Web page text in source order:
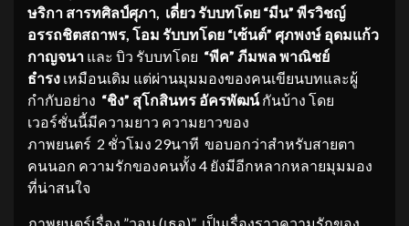
ษริกา สารทศิลป์ศุภา เดี่ยว รับบทโดย “มีน” พีรวิชญ์
อรรถชิตสถาพร โอม รับบทโดย “เซ้นต์” ศุภพงษ์ อุดมแก้ว
กาญจนา และ บิว รับบทโดย “พีค” ภีมพล พาณิชย์
ธำรง เหมือนเดิม แต่ผ่านมุมมองของคนเขียนบทและผู้
กำกับอย่าง “ชิง” สุโกสินทร อัครพัฒน์กันบ้าง โดย
เวอร์ชั่นนี้มีความยาว ความยาวของ
ภาพยนตร์ 2 ชั่วโมง 29นาที ขอบอกว่าสำหรับสายตา
คนนอก ความรักของคนทั้ง 4 ยังมีอีกหลากหลายมุมมอง
ที่น่าสนใจ
ภาพยนตร์เรื่อง ”วอน (เธอ)” เป็นเรื่องราวความรักของ